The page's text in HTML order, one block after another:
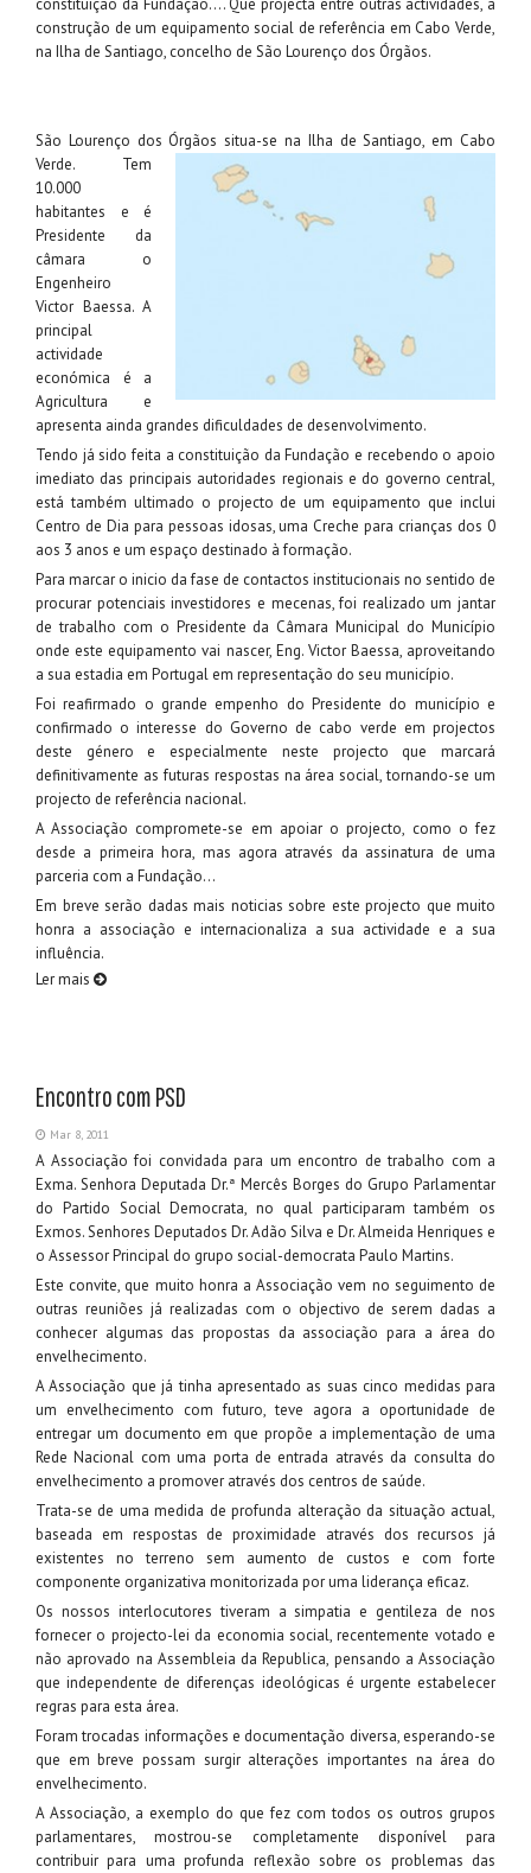
constituição da Fundação…. Que projecta entre outras actividades, a
construção de um equipamento social de referência em Cabo Verde,
na Ilha de Santiago, concelho de São Lourenço dos Órgãos.
São Lourenço dos Órgãos situa-se na Ilha de Santiago, em Cabo
Verde. Tem
10.000
habitantes e é
Presidente da
câmara o
Engenheiro
Victor Baessa. A
principal
actividade
económica é a
Agricultura e
apresenta ainda grandes dificuldades de desenvolvimento.
Tendo já sido feita a constituição da Fundação e recebendo o apoio
imediato das principais autoridades regionais e do governo central,
está também ultimado o projecto de um equipamento que inclui
Centro de Dia para pessoas idosas, uma Creche para crianças dos 0
aos 3 anos e um espaço destinado à formação.
Para marcar o inicio da fase de contactos institucionais no sentido de
procurar potenciais investidores e mecenas, foi realizado um jantar
de trabalho com o Presidente da Câmara Municipal do Município
onde este equipamento vai nascer, Eng. Victor Baessa, aproveitando
a sua estadia em Portugal em representação do seu município.
Foi reafirmado o grande empenho do Presidente do município e
confirmado o interesse do Governo de cabo verde em projectos
deste género e especialmente neste projecto que marcará
definitivamente as futuras respostas na área social, tornando-se um
projecto de referência nacional.
A Associação compromete-se em apoiar o projecto, como o fez
desde a primeira hora, mas agora através da assinatura de uma
parceria com a Fundação…
Em breve serão dadas mais noticias sobre este projecto que muito
honra a associação e internacionaliza a sua actividade e a sua
influência.
Ler mais
Encontro com PSD
Mar 8, 2011
A Associação foi convidada para um encontro de trabalho com a
Exma. Senhora Deputada Dr.ª Mercês Borges do Grupo Parlamentar
do Partido Social Democrata, no qual participaram também os
Exmos. Senhores Deputados Dr. Adão Silva e Dr. Almeida Henriques e
o Assessor Principal do grupo social-democrata Paulo Martins.
Este convite, que muito honra a Associação vem no seguimento de
outras reuniões já realizadas com o objectivo de serem dadas a
conhecer algumas das propostas da associação para a área do
envelhecimento.
A Associação que já tinha apresentado as suas cinco medidas para
um envelhecimento com futuro, teve agora a oportunidade de
entregar um documento em que propõe a implementação de uma
Rede Nacional com uma porta de entrada através da consulta do
envelhecimento a promover através dos centros de saúde.
Trata-se de uma medida de profunda alteração da situação actual,
baseada em respostas de proximidade através dos recursos já
existentes no terreno sem aumento de custos e com forte
componente organizativa monitorizada por uma liderança eficaz.
Os nossos interlocutores tiveram a simpatia e gentileza de nos
fornecer o projecto-lei da economia social, recentemente votado e
não aprovado na Assembleia da Republica, pensando a Associação
que independente de diferenças ideológicas é urgente estabelecer
regras para esta área.
Foram trocadas informações e documentação diversa, esperando-se
que em breve possam surgir alterações importantes na área do
envelhecimento.
A Associação, a exemplo do que fez com todos os outros grupos
parlamentares, mostrou-se completamente disponível para
contribuir para uma profunda reflexão sobre os problemas das